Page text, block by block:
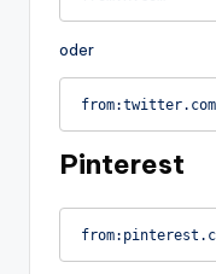
oder
from:twitter.com
Pinterest